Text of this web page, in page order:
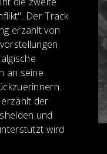
Der Track
erzählt von
an seine
der
und
wird